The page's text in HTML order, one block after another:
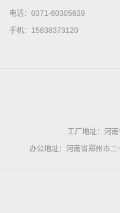
电话：0371-60305639
手机：15838373120
工厂地址：河
办公地址：河南省郑州市